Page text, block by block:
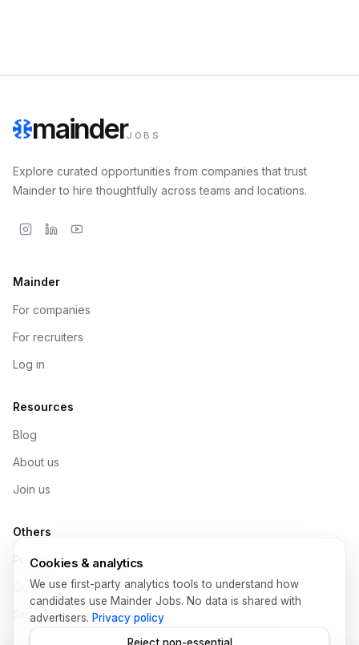
mainderJOBS
Explore curated opportunities from companies that trust
Mainder to hire thoughtfully across teams and locations.
Mainder
For companies
For recruiters
Log in
Resources
Blog
About us
Join us
Others
Pricing
Contact
Sitemap
Cookies & analytics
We use first-party analytics tools to understand how
candidates use Mainder Jobs. No data is shared with
advertisers. Privacy policy